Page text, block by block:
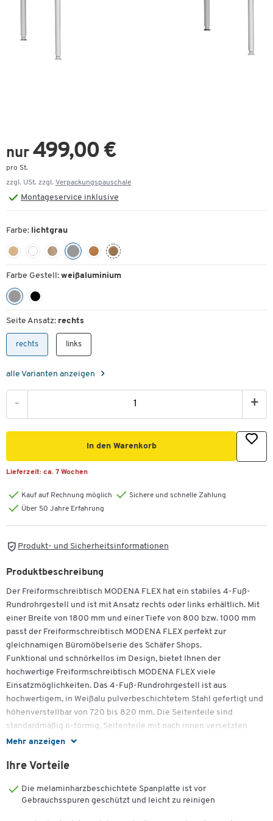
nur 499,00 €
pro St.
zzgl. USt. zzgl. Verpackungspauschale
Montageservice inklusive
Farbe: lichtgrau
Farbe Gestell: weißaluminium
Seite Ansatz: rechts
rechts links
alle Varianten anzeigen
- +
In den Warenkorb
Lieferzeit: ca. 7 Wochen
Kauf auf Rechnung möglich
Sichere und schnelle Zahlung
Über 50 Jahre Erfahrung
Produkt- und Sicherheitsinformationen
Mehr anzeigen
Produktbeschreibung
Der Freiformschreibtisch MODENA FLEX hat ein stabiles 4-Fuß-
Rundrohrgestell und ist mit Ansatz rechts oder links erhältlich. Mit
einer Breite von 1800 mm und einer Tiefe von 800 bzw. 1000 mm
passt der Freiformschreibtisch MODENA FLEX perfekt zur
gleichnamigen Büromöbelserie des Schäfer Shops.
Funktional und schnörkellos im Design, bietet Ihnen der
hochwertige Freiformschreibtisch MODENA FLEX viele
Einsatzmöglichkeiten. Das 4-Fuß-Rundrohrgestell ist aus
hochwertigem, in Weißalu pulverbeschichtetem Stahl gefertigt und
höhenverstellbar von 720 bis 820 mm. Die Seitenteile sind
standardmäßig n-förmig, Seitenteile mit nach innen versetzten
Tischbeinen einseitig oder zweiseitig, die für mehr Beinfreiheit bei
dem stabilen Gestell ruht eine optisch schwebende Tischplatte aus
vor Stößen zusätzlich mit einem 2 mm Kantenumleimer gearbeitet
ist. Die Platte wird ganz nach Wunsch mit Ansatz rechts oder links
Ihre Vorteile
Die melaminharzbeschichtete Spanplatte ist vor
Gebrauchsspuren geschützt und leicht zu reinigen